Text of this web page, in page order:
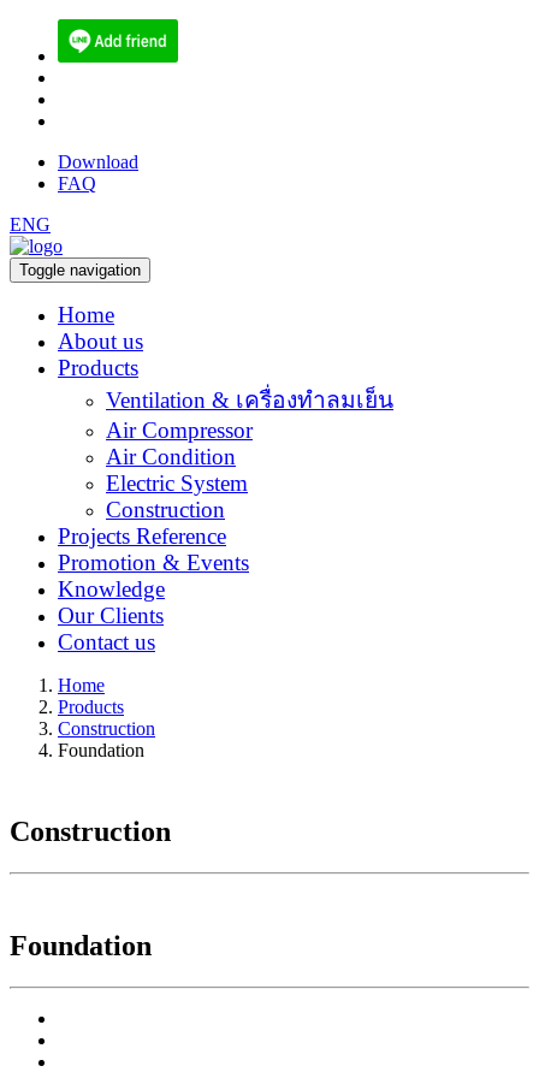
Download
FAQ
ENG
Toggle navigation
Home
About us
Products
Ventilation & เครื่องทำลมเย็น
Air Compressor
Air Condition
Electric System
Construction
Projects Reference
Promotion & Events
Knowledge
Our Clients
Contact us
Home
Products
Construction
Foundation
Construction
Foundation